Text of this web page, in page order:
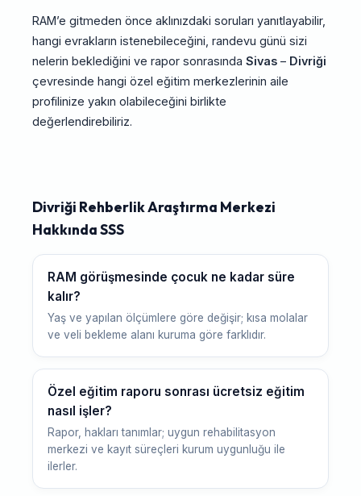
RAM’e gitmeden önce aklınızdaki soruları yanıtlayabilir,
hangi evrakların istenebileceğini, randevu günü sizi
nelerin beklediğini ve rapor sonrasında Sivas – Divriği
çevresinde hangi özel eğitim merkezlerinin aile
profilinize yakın olabileceğini birlikte
değerlendirebiliriz.
Divriği Rehberlik Araştırma Merkezi
Hakkında SSS
RAM görüşmesinde çocuk ne kadar süre
kalır?
Yaş ve yapılan ölçümlere göre değişir; kısa molalar
ve veli bekleme alanı kuruma göre farklıdır.
Özel eğitim raporu sonrası ücretsiz eğitim
nasıl işler?
Rapor, hakları tanımlar; uygun rehabilitasyon
merkezi ve kayıt süreçleri kurum uygunluğu ile
ilerler.